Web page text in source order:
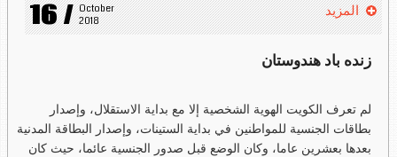
16 / October
2018
المزيد
زنده باد هندوستان
لم تعرف الكويت الهوية الشخصية إلا مع بداية الاستقلال، وإصدار
بطاقات الجنسية للمواطنين في بداية الستينات، وإصدار البطاقة المدنية
بعدها بعشرين عاما، وكان الوضع قبل صدور الجنسية عائما، حيث كان